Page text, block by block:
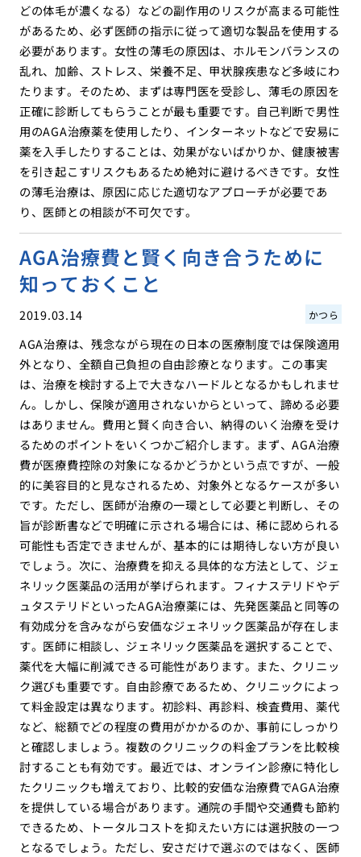
どの体毛が濃くなる）などの副作用のリスクが高まる可能性
があるため、必ず医師の指示に従って適切な製品を使用する
必要があります。女性の薄毛の原因は、ホルモンバランスの
乱れ、加齢、ストレス、栄養不足、甲状腺疾患など多岐にわ
たります。そのため、まずは専門医を受診し、薄毛の原因を
正確に診断してもらうことが最も重要です。自己判断で男性
用のAGA治療薬を使用したり、インターネットなどで安易に
薬を入手したりすることは、効果がないばかりか、健康被害
を引き起こすリスクもあるため絶対に避けるべきです。女性
の薄毛治療は、原因に応じた適切なアプローチが必要であ
り、医師との相談が不可欠です。
AGA治療費と賢く向き合うために
知っておくこと
2019.03.14 かつら
AGA治療は、残念ながら現在の日本の医療制度では保険適用
外となり、全額自己負担の自由診療となります。この事実
は、治療を検討する上で大きなハードルとなるかもしれませ
ん。しかし、保険が適用されないからといって、諦める必要
はありません。費用と賢く向き合い、納得のいく治療を受け
るためのポイントをいくつかご紹介します。まず、AGA治療
費が医療費控除の対象になるかどうかという点ですが、一般
的に美容目的と見なされるため、対象外となるケースが多い
です。ただし、医師が治療の一環として必要と判断し、その
旨が診断書などで明確に示される場合には、稀に認められる
可能性も否定できませんが、基本的には期待しない方が良い
でしょう。次に、治療費を抑える具体的な方法として、ジェ
ネリック医薬品の活用が挙げられます。フィナステリドやデ
ュタステリドといったAGA治療薬には、先発医薬品と同等の
有効成分を含みながら安価なジェネリック医薬品が存在しま
す。医師に相談し、ジェネリック医薬品を選択することで、
薬代を大幅に削減できる可能性があります。また、クリニッ
ク選びも重要です。自由診療であるため、クリニックによっ
て料金設定は異なります。初診料、再診料、検査費用、薬代
など、総額でどの程度の費用がかかるのか、事前にしっかり
と確認しましょう。複数のクリニックの料金プランを比較検
討することも有効です。最近では、オンライン診療に特化し
たクリニックも増えており、比較的安価な治療費でAGA治療
を提供している場合があります。通院の手間や交通費も節約
できるため、トータルコストを抑えたい方には選択肢の一つ
となるでしょう。ただし、安さだけで選ぶのではなく、医師